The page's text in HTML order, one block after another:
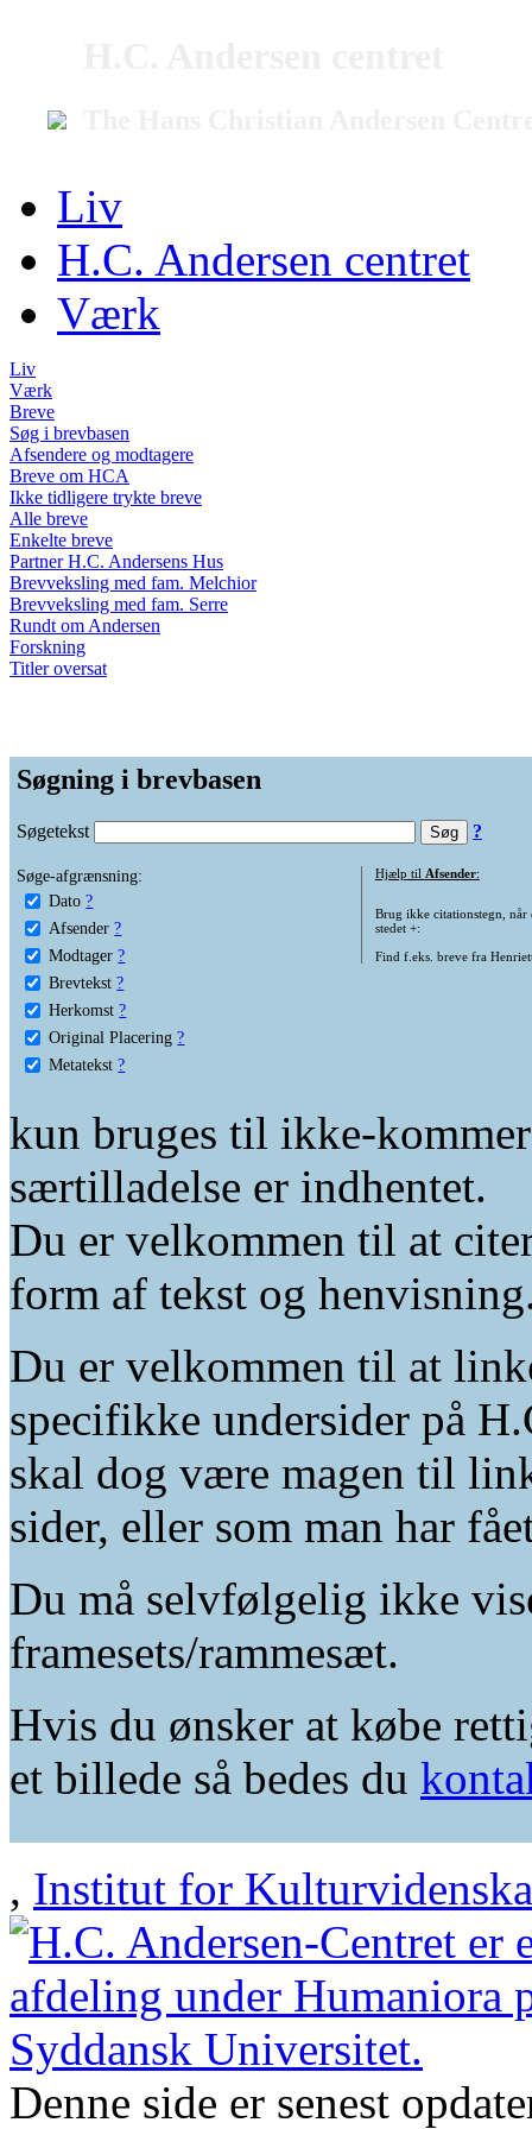
Liv
H.C. Andersen centret
Værk
Liv
Værk
Breve
Søg i brevbasen
Afsendere og modtagere
Breve om HCA
Ikke tidligere trykte breve
Alle breve
Enkelte breve
Partner H.C. Andersens Hus
Brevveksling med fam. Melchior
Brevveksling med fam. Serre
Rundt om Andersen
Forskning
Titler oversat
Søgning i brevbasen
Søgetekst ?
Søge-afgrænsning:
Dato ?
Afsender ?
Modtager ?
Brevtekst ?
Herkomst ?
Original Placering ?
Metatekst ?
Hjælp til Afsender:
Brug ikke citationstegn, når
stedet +:
Find f.eks. breve fra
kun bruges til ikke-
særtilladelse er indhentet.
Du er velkommen til at
form af tekst og
Du er velkommen til at
specifikke undersider på
skal dog være magen til
sider, eller som man har
Du må selvfølgelig ikke
framesets/rammesæt.
Hvis du ønsker at købe
et billede så bedes du
, Institut for
Denne side er senest